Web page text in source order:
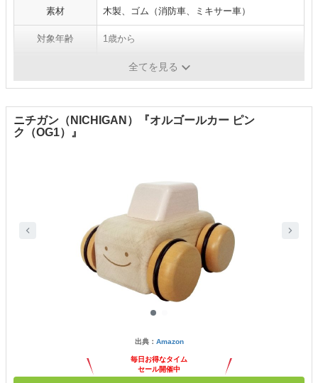
素材 木製、ゴム（消防車、ミキサー車）
対象年齢 1歳から
全てを見る
ニチガン（NICHIGAN）『オルゴールカー ピン
ク（OG1）』
出典： Amazon
毎日お得なタイム
セール開催中